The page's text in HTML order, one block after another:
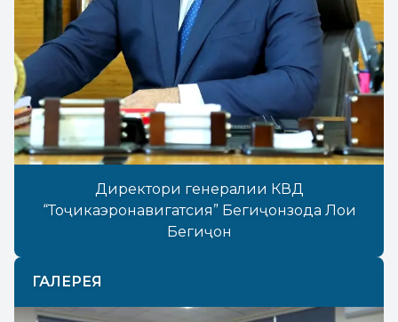
Директори генералии КВД
“Тоҷикаэронавигатсия” Бегиҷонзода Лоиқ
Бегиҷон
ГАЛЕРЕЯ